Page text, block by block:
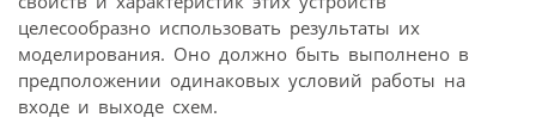
целесообразно использовать результаты их
моделирования. Оно должно быть выполнено в
предположении одинаковых условий работы на
входе и выходе схем.